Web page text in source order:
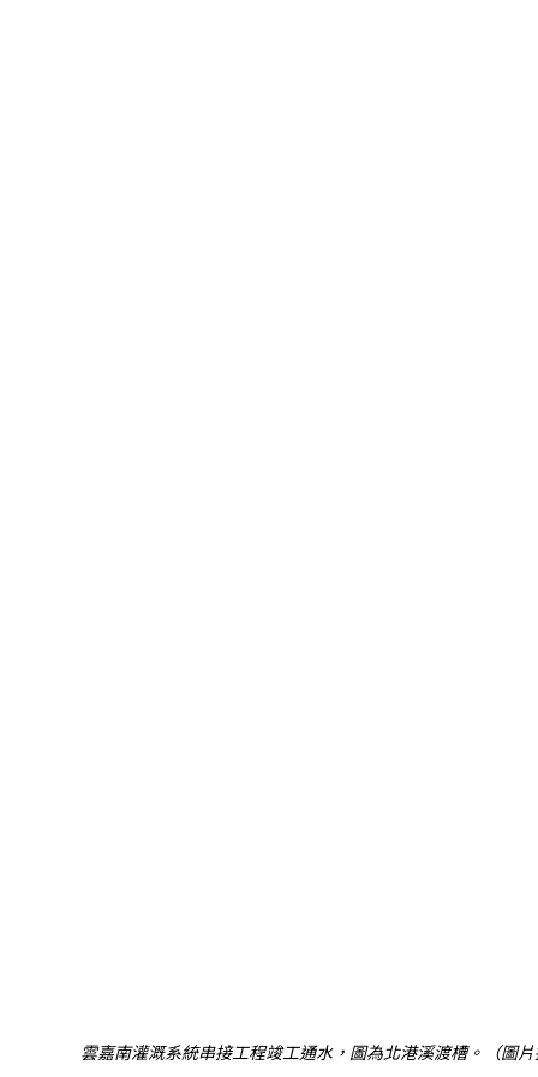
雲嘉南灌溉系統串接工程竣工通水，圖為北港溪渡槽。（圖